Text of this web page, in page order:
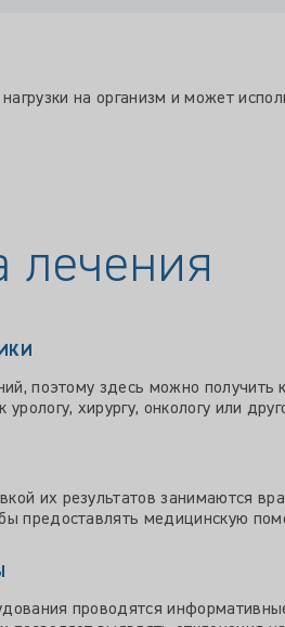
на организм и может
лечения
поэтому здесь можно
хирургу, онкологу или
их результатов занимаются
предоставлять медицинскую
проводятся